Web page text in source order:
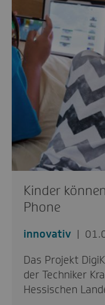
Kinder
Phone
innovativ
Das Projekt
der Techniker
Hessischen